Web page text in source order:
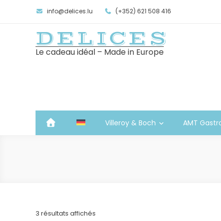
info@delices.lu (+352) 621 508 416
DELICES
Le cadeau idéal – Made in Europe
Villeroy & Boch AMT
3 résultats affichés